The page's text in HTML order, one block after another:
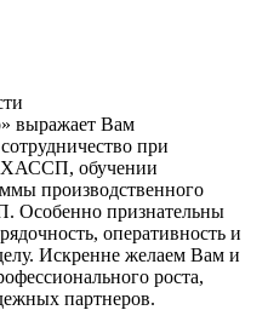
выражает Вам
при
ХАССП, обучении
производственного
Особенно признательны
оперативность и
Искренне желаем Вам и
роста,
партнеров.